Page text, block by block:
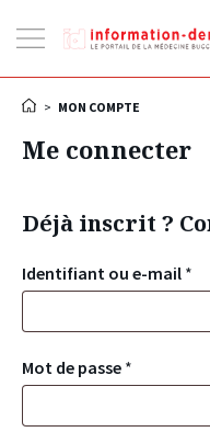
la
> MON COMPTE
Me connecter
Déjà inscrit ?
Identifiant ou e-mail *
Mot de passe *